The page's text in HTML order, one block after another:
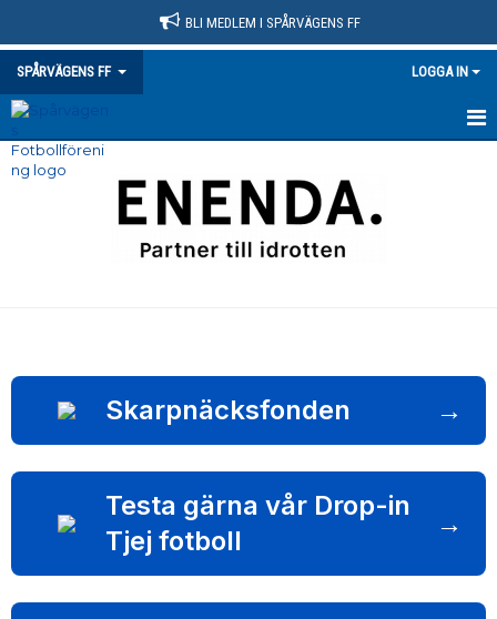
BLI MEDLEM I SPÅRVÄGENS FF
SPÅRVÄGENS FF LOGGA IN
HEM
KALENDER
MATCHER
Skarpnäcksfonden →
Testa gärna vår Drop-in
Tjej fotboll
→